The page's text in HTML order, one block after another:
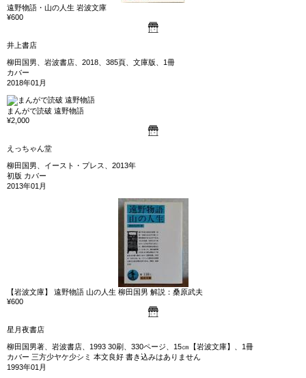
遠野物語・山の人生 岩波文庫
¥600
井上書店
柳田国男、岩波書店、2018、385頁、文庫版、1冊
カバー
2018年01月
まんがで読破 遠野物語
¥2,000
えっちゃん堂
柳田国男、イースト・プレス、2013年
初版 カバー
2013年01月
【岩波文庫】 遠野物語 山の人生 柳田国男 解説：桑原武夫
¥600
星月夜書店
柳田国男著、岩波書店、1993 30刷、330ページ、15㎝【岩波文庫】、1冊
カバー 三方少ヤケ少シミ 本文良好 書き込みはありません
1993年01月